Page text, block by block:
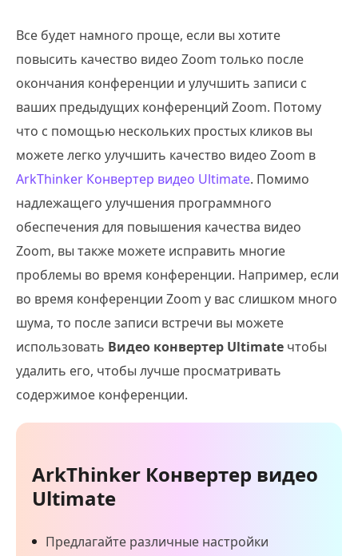
Все будет намного проще, если вы хотите
повысить качество видео Zoom только после
окончания конференции и улучшить записи с
ваших предыдущих конференций Zoom. Потому
что с помощью нескольких простых кликов вы
можете легко улучшить качество видео Zoom в
ArkThinker Конвертер видео Ultimate. Помимо
надлежащего улучшения программного
обеспечения для повышения качества видео
Zoom, вы также можете исправить многие
проблемы во время конференции. Например, если
во время конференции Zoom у вас слишком много
шума, то после записи встречи вы можете
использовать Видео конвертер Ultimate чтобы
удалить его, чтобы лучше просматривать
содержимое конференции.
ArkThinker Конвертер видео
Ultimate
Предлагайте различные настройки